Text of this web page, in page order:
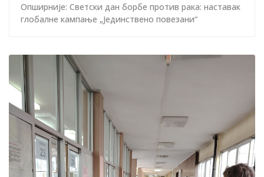
Опширније: Светски дан борбе против рака: наставак
глобалне кампање „Јединствено повезани“